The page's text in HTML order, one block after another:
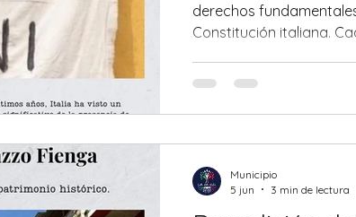
derechos
Constitución italiana.
resultar incómodas o
lema "Italia para los
pero la cuestión se
Municipio
5 jun
3 min de lectura